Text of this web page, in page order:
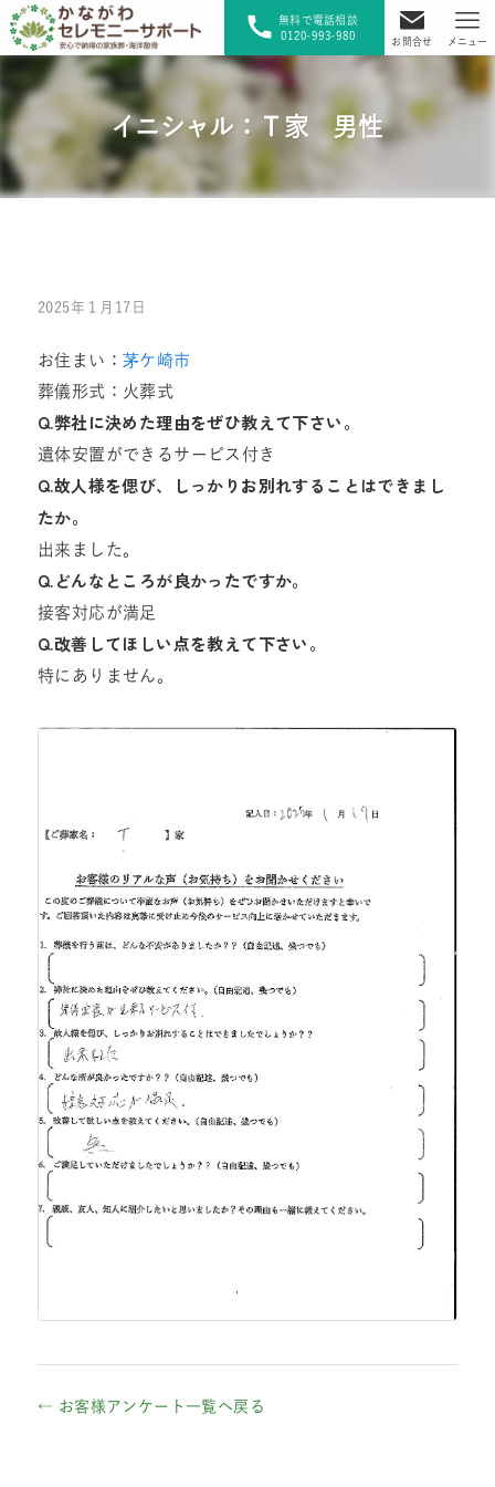
無料で電話相談
0120-993-980
お問合せ メニュー
イニシャル：Ｔ家 男性
2025年１月17日
お住まい： 茅ケ崎市
葬儀形式：火葬式
Q.弊社に決めた理由をぜひ教えて下さい。
遺体安置ができるサービス付き
Q.故人様を偲び、しっかりお別れすることはできまし
たか。
出来ました。
Q.どんなところが良かったですか。
接客対応が満足
Q.改善してほしい点を教えて下さい。
特にありません。
← お客様アンケート一覧へ戻る